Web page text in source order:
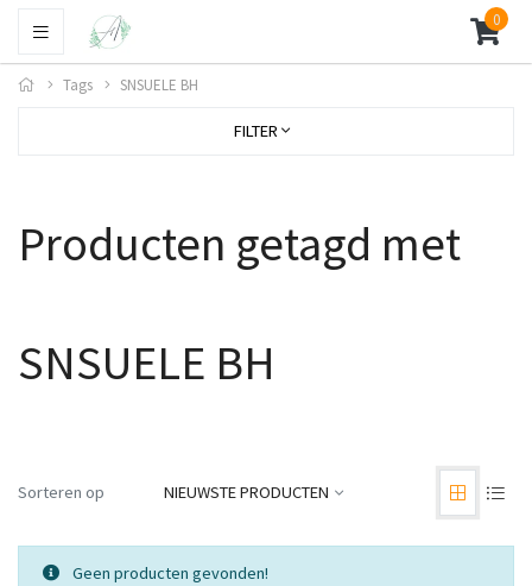
0
Tags SNSUELE BH
FILTER
Producten getagd met
SNSUELE BH
Sorteren op NIEUWSTE PRODUCTEN
Geen producten gevonden!